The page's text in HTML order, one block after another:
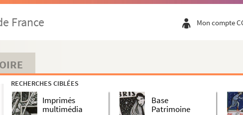
France Mon compte
RECHERCHES CIBLÉES
Imprimés
multimédia
Base
Patrimoine